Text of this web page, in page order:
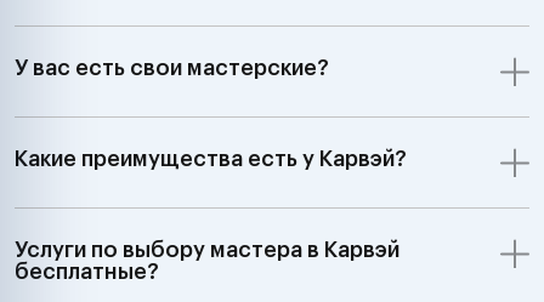
У вас есть свои мастерские?
Какие преимущества есть у Карвэй?
Услуги по выбору мастера в Карвэй
бесплатные?